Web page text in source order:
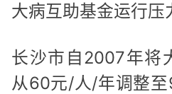
大病互助基金运行压
长沙市自2007年将
从60元/人/年调整